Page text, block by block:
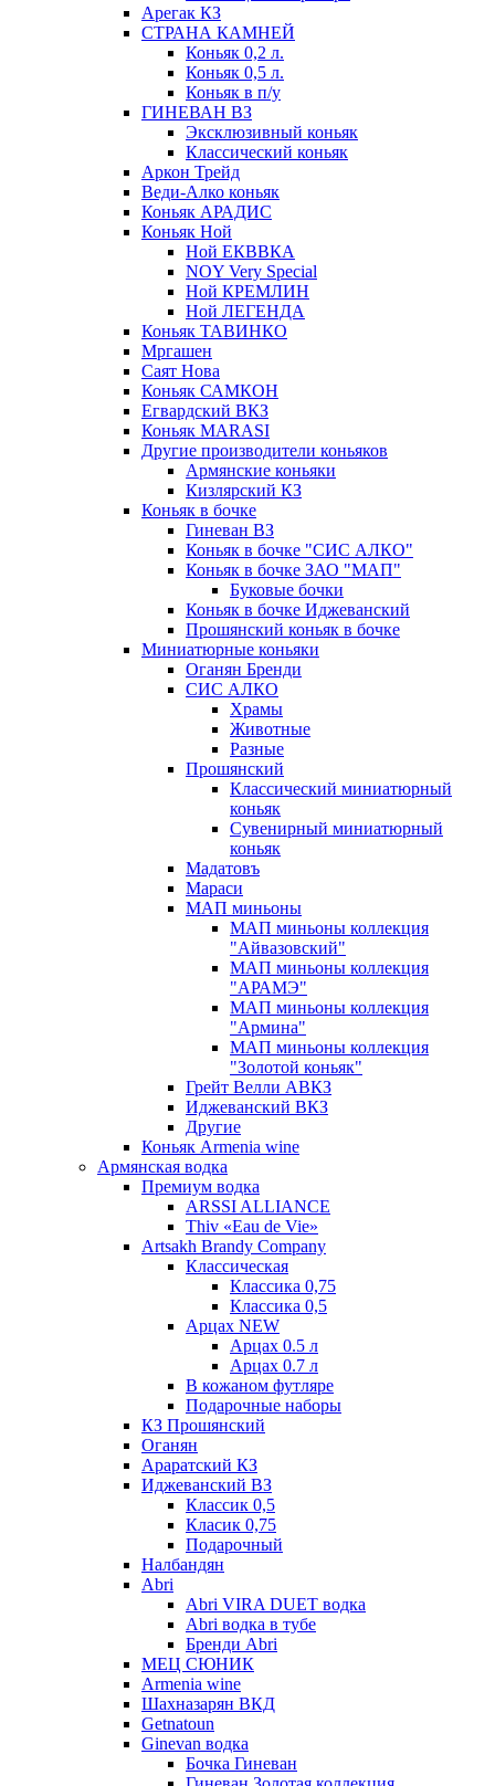
Арегак КЗ
СТРАНА КАМНЕЙ
Коньяк 0,2 л.
Коньяк 0,5 л.
Коньяк в п/у
ГИНЕВАН ВЗ
Эксклюзивный коньяк
Классический коньяк
Аркон Трейд
Веди-Алко коньяк
Коньяк АРАДИС
Коньяк Ной
Ной ЕКВВКА
NOY Very Special
Ной КРЕМЛИН
Ной ЛЕГЕНДА
Коньяк ТАВИНКО
Мргашен
Саят Нова
Коньяк САМКОН
Егвардский ВКЗ
Коньяк MARASI
Другие производители коньяков
Армянские коньяки
Кизлярский КЗ
Коньяк в бочке
Гиневан ВЗ
Коньяк в бочке "СИС АЛКО"
Коньяк в бочке ЗАО "МАП"
Буковые бочки
Коньяк в бочке Иджеванский
Прошянский коньяк в бочке
Миниатюрные коньяки
Оганян Бренди
СИС АЛКО
Храмы
Животные
Разные
Прошянский
Классический миниатюрный
коньяк
Сувенирный миниатюрный
коньяк
Мадатовъ
Мараси
МАП миньоны
МАП миньоны коллекция
"Айвазовский"
МАП миньоны коллекция
"АРАМЭ"
МАП миньоны коллекция
"Армина"
МАП миньоны коллекция
"Золотой коньяк"
Грейт Велли АВКЗ
Иджеванский ВКЗ
Другие
Коньяк Armenia wine
Армянская водка
Премиум водка
ARSSI ALLIANCE
Thiv «Eau de Vie»
Artsakh Brandy Company
Классическая
Классика 0,75
Классика 0,5
Арцах NEW
Арцах 0.5 л
Арцах 0.7 л
В кожаном футляре
Подарочные наборы
КЗ Прошянский
Оганян
Араратский КЗ
Иджеванский ВЗ
Классик 0,5
Класик 0,75
Подарочный
Налбандян
Abri
Abri VIRA DUET водка
Abri водка в тубе
Бренди Abri
МЕЦ СЮНИК
Armenia wine
Шахназарян ВКД
Getnatoun
Ginevan водка
Бочка Гиневан